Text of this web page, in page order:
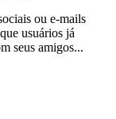
ou e-mails
usuários já
seus amigos...